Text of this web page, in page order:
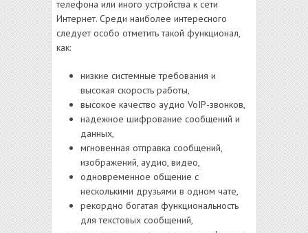
телефона или иного устройства к сети
Интернет. Среди наиболее интересного
следует особо отметить такой функционал,
как:
низкие системные требования и
высокая скорость работы,
высокое качество аудио VoIP-звонков,
надежное шифрование сообщений и
данных,
мгновенная отправка сообщений,
изображений, аудио, видео,
одновременное общение с
несколькими друзьями в одном чате,
рекордно богатая функциональность
для текстовых сообщений,